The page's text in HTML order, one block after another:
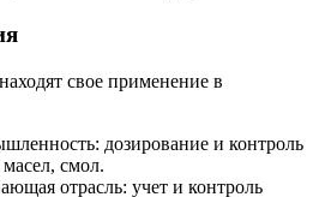
свое применение в
дозирование и контроль
масел, смол.
отрасль: учет и контроль